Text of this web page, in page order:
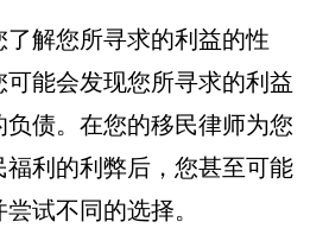
解您所寻求的利益的性
可能会发现您所寻求的利益
债。在您的移民律师为您
福利的利弊后，您甚至可能
试不同的选择。